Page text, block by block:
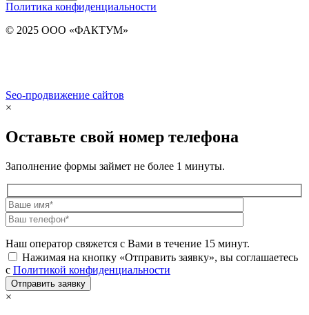
Политика конфиденциальности
© 2025 ООО «ФАКТУМ»
Seo-продвижение сайтов
×
Оставьте свой номер телефона
Заполнение формы займет не более 1 минуты.
Наш оператор свяжется с Вами в течение 15 минут.
Нажимая на кнопку «Отправить заявку», вы соглашаетесь
с Политикой конфиденциальности
×